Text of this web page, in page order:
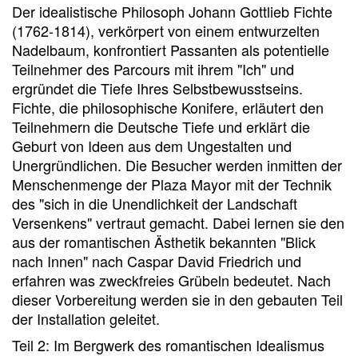
Der idealistische Philosoph Johann Gottlieb Fichte
(1762-1814), verkörpert von einem entwurzelten
Nadelbaum, konfrontiert Passanten als potentielle
Teilnehmer des Parcours mit ihrem "Ich" und
ergründet die Tiefe Ihres Selbstbewusstseins.
Fichte, die philosophische Konifere, erläutert den
Teilnehmern die Deutsche Tiefe und erklärt die
Geburt von Ideen aus dem Ungestalten und
Unergründlichen. Die Besucher werden inmitten der
Menschenmenge der Plaza Mayor mit der Technik
des "sich in die Unendlichkeit der Landschaft
Versenkens" vertraut gemacht. Dabei lernen sie den
aus der romantischen Ästhetik bekannten "Blick
nach Innen" nach Caspar David Friedrich und
erfahren was zweckfreies Grübeln bedeutet. Nach
dieser Vorbereitung werden sie in den gebauten Teil
der Installation geleitet.
Teil 2: Im Bergwerk des romantischen Idealismus